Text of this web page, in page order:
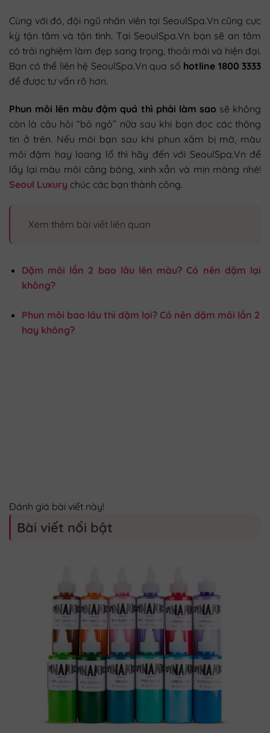
Cùng với đó, đội ngũ nhân viên tại SeoulSpa.Vn cũng cực
kỳ tận tâm và tận tình. Tại SeoulSpa.Vn bạn sẽ an tâm
có trải nghiệm làm đẹp sang trọng, thoải mái và hiện đại.
Bạn có thể liên hệ SeoulSpa.Vn qua số hotline 1800 3333
để được tư vấn rõ hơn.
Phun môi lên màu đậm quá thì phải làm sao sẽ không
còn là câu hỏi “bỏ ngỏ” nữa sau khi bạn đọc các thông
tin ở trên. Nếu môi bạn sau khi phun xăm bị mờ, màu
môi đậm hay loang lổ thì hãy đến với SeoulSpa.Vn để
lấy lại màu môi căng bóng, xinh xắn và mịn màng nhé!
Seoul Luxury chúc các bạn thành công.
Xem thêm bài viết liên quan
Dặm môi lần 2 bao lâu lên màu? Có nên dặm lại
không?
Phun môi bao lâu thì dặm lại? Có nên dặm môi lần 2
hay không?
Đánh giá bài viết này!
Bài viết nổi bật